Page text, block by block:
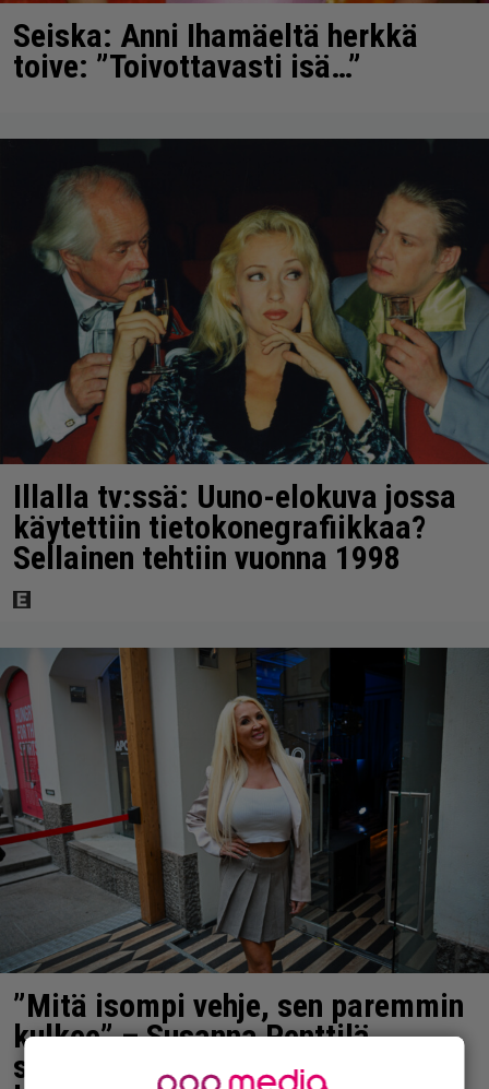
Seiska: Anni Ihamäeltä herkkä
toive: ”Toivottavasti isä…”
Illalla tv:ssä: Uuno-elokuva jossa
käytettiin tietokonegrafiikkaa?
Sellainen tehtiin vuonna 1998
”Mitä isompi vehje, sen paremmin
kulkee” – Susanna Penttilä
suuntasi Bangbussinsa Helsingin